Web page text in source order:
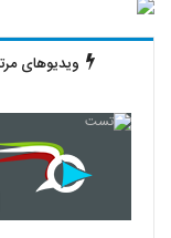
ویدیوهای